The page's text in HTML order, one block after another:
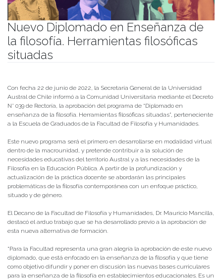
Nuevo Diplomado en Enseñanza de
la filosofía. Herramientas filosóficas
situadas
Con fecha 22 de junio de 2022, la Secretaría General de la Universidad
Austral de Chile informó a la Comunidad Universitaria mediante el Decreto
N° 039 de Rectoría, la aprobación del programa de “Diplomado en
enseñanza de la filosofía. Herramientas filosóficas situadas”, perteneciente
a la Escuela de Graduados de la Facultad de Filosofía y Humanidades.
Este nuevo programa será el primero en desarrollarse en modalidad virtual
dentro de la macrounidad, y pretende contribuir a la solución de
necesidades educativas del territorio Austral y a las necesidades de la
Filosofía en la Educación Pública. A partir de la profundización y
actualización de la práctica docente se abordarán las principales
problemáticas de la filosofía contemporánea con un enfoque práctico,
situado y de género.
El Decano de la Facultad de Filosofía y Humanidades, Dr. Mauricio Mancilla,
destacó el arduo trabajo que se ha desarrollado previo a la aprobación de
esta nueva alternativa de formación.
“Para la Facultad representa una gran alegría la aprobación de este nuevo
diplomado, que está enfocado en la enseñanza de la filosofía y que tiene
como objetivo difundir y poner en discusión las nuevas bases curriculares
para la enseñanza de la filosofía en establecimientos educacionales. Es un